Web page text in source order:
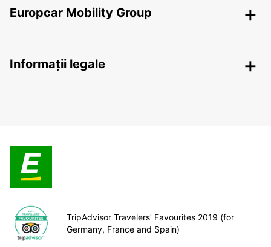
Europcar Mobility Group
Informații legale
TripAdvisor Travelers’ Favourites 2019 (for
Germany, France and Spain)